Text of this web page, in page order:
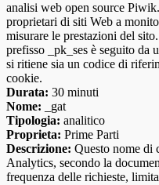
analisi web open source
proprietari di siti Web a
misurare le prestazioni del
prefisso _pk_ses è seguito da
si ritiene sia un codice di
cookie.
Durata: 30 minuti
Nome: _gat
Tipologia: analitico
Proprieta: Prime Parti
Descrizione: Questo nome di
Analytics, secondo la
frequenza delle richieste,